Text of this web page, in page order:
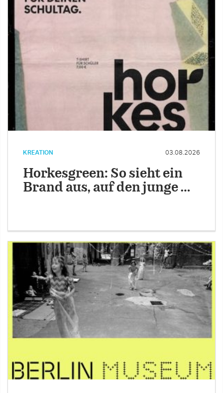
KREATION 03.08.2026
Horkesgreen: So sieht ein
Brand aus, auf den junge …